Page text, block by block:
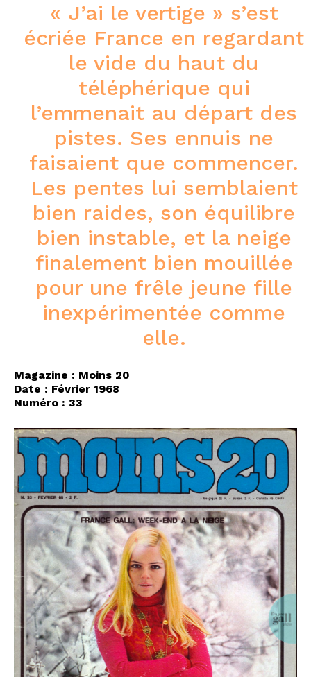
« J’ai le vertige » s’est
écriée France en regardant
le vide du haut du
téléphérique qui
l’emmenait au départ des
pistes. Ses ennuis ne
faisaient que commencer.
Les pentes lui semblaient
bien raides, son équilibre
bien instable, et la neige
finalement bien mouillée
pour une frêle jeune fille
inexpérimentée comme
elle.
Magazine : Moins 20
Date : Février 1968
Numéro : 33